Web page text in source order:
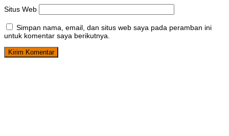
Situs Web
Simpan nama, email, dan situs web saya pada peramban ini
untuk komentar saya berikutnya.